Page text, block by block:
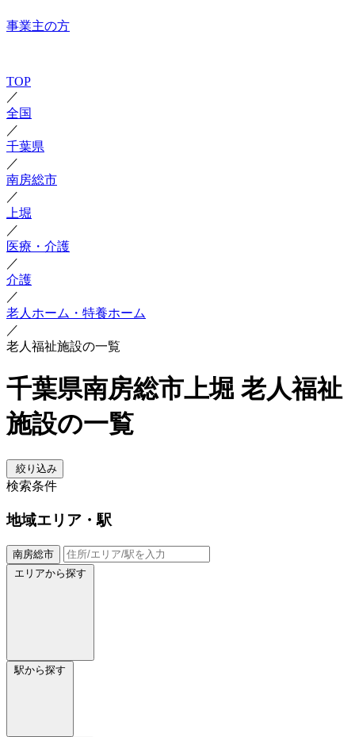
事業主の方
TOP
／
全国
／
千葉県
／
南房総市
／
上堀
／
医療・介護
／
介護
／
老人ホーム・特養ホーム
／
老人福祉施設の一覧
千葉県南房総市上堀 老人福祉
施設の一覧
絞り込み
検索条件
地域エリア・駅
南房総市
エリアから探す
駅から探す